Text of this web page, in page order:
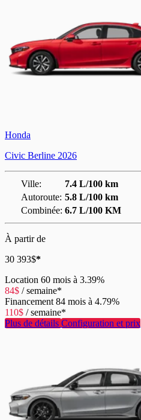
Honda
Civic Berline 2026
Ville:
7.4 L/100 km
Autoroute: 5.8 L/100 km
Combinée: 6.7 L/100 KM
À partir de
30 393$*
Location 60 mois à 3.39%
84$ /semaine*
Financement 84 mois à 4.79%
110$ /semaine*
Plus de détails Configuration et prix